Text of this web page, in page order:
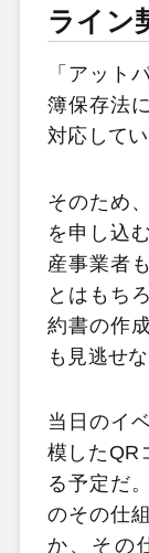
ライン
「アット
簿保存法
対応してい
そのため
を申し込
産事業者
とはもち
約書の作
も見逃せな
当日のイ
模したQR
る予定だ
のその仕
か、その